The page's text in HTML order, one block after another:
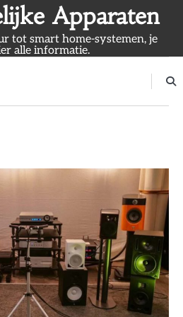
Apparaten
tot smart home-systemen, je
alle informatie.